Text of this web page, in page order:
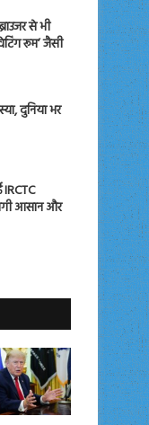
से भी
रूम’ जैसी
दुनिया भर
आसान और